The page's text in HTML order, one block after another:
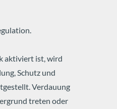
aktiviert ist, wird
Schutz und
Verdauung
treten oder